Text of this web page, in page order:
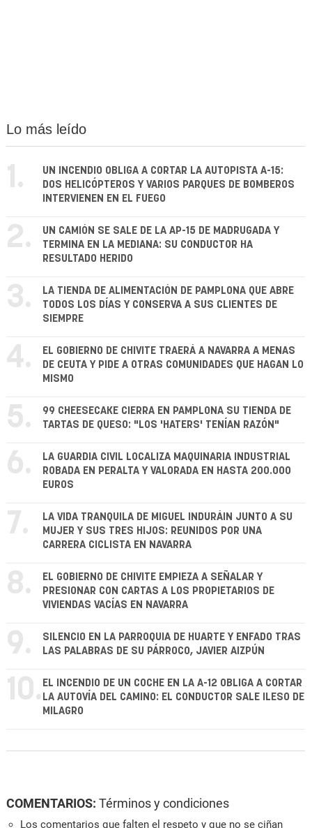
Lo más leído
1.
UN INCENDIO OBLIGA A CORTAR LA AUTOPISTA A-15:
DOS HELICÓPTEROS Y VARIOS PARQUES DE BOMBEROS
INTERVIENEN EN EL FUEGO
2.
UN CAMIÓN SE SALE DE LA AP-15 DE MADRUGADA Y
TERMINA EN LA MEDIANA: SU CONDUCTOR HA
RESULTADO HERIDO
3.
LA TIENDA DE ALIMENTACIÓN DE PAMPLONA QUE ABRE
TODOS LOS DÍAS Y CONSERVA A SUS CLIENTES DE
SIEMPRE
4.
EL GOBIERNO DE CHIVITE TRAERÁ A NAVARRA A MENAS
DE CEUTA Y PIDE A OTRAS COMUNIDADES QUE HAGAN LO
MISMO
5.
99 CHEESECAKE CIERRA EN PAMPLONA SU TIENDA DE
TARTAS DE QUESO: "LOS 'HATERS' TENÍAN RAZÓN"
6.
LA GUARDIA CIVIL LOCALIZA MAQUINARIA INDUSTRIAL
ROBADA EN PERALTA Y VALORADA EN HASTA 200.000
EUROS
7.
LA VIDA TRANQUILA DE MIGUEL INDURÁIN JUNTO A SU
MUJER Y SUS TRES HIJOS: REUNIDOS POR UNA
CARRERA CICLISTA EN NAVARRA
8.
EL GOBIERNO DE CHIVITE EMPIEZA A SEÑALAR Y
PRESIONAR CON CARTAS A LOS PROPIETARIOS DE
VIVIENDAS VACÍAS EN NAVARRA
9.
SILENCIO EN LA PARROQUIA DE HUARTE Y ENFADO TRAS
LAS PALABRAS DE SU PÁRROCO, JAVIER AIZPÚN
10. EL INCENDIO DE UN COCHE EN LA A-12 OBLIGA A CORTAR
LA AUTOVÍA DEL CAMINO: EL CONDUCTOR SALE ILESO DE
MILAGRO
COMENTARIOS: Términos y condiciones
Los comentarios que falten el respeto y que no se ciñan